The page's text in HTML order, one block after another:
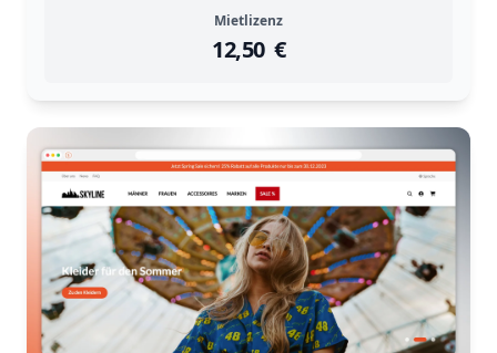
Mietlizenz
12,50 €
instock
Return Policy